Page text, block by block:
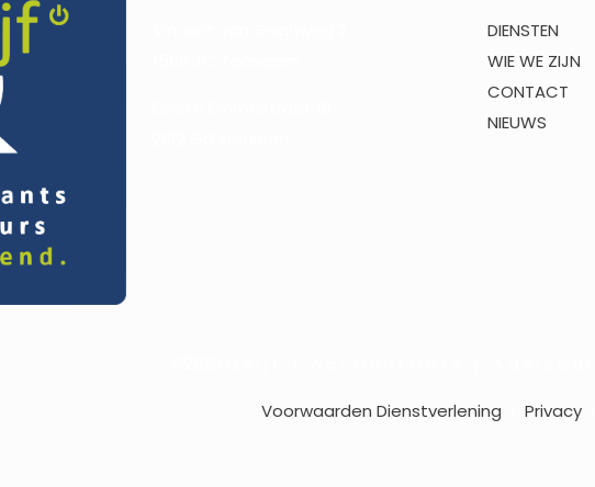
DIENSTEN
WIE WE ZIJN
CONTACT
NIEUWS
Voorwaarden Dienstverlening Privacy|